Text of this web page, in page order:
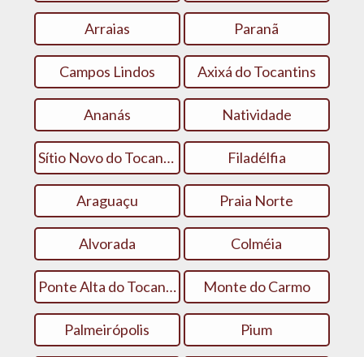
Arraias Paranã
Campos Lindos Axixá do Tocantins
Ananás Natividade
Sítio Novo do Tocantins Filadélfia
Araguaçu Praia Norte
Alvorada Colméia
Ponte Alta do Tocantins Monte do Carmo
Palmeirópolis Pium